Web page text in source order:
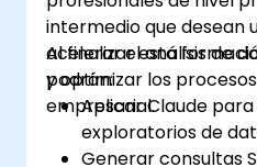
intermedio que desean
acelerar el análisis de
y optimizar los
empresarial.
Al finalizar esta
podrán:
Aplicar Claude
exploratorios de
Generar consultas